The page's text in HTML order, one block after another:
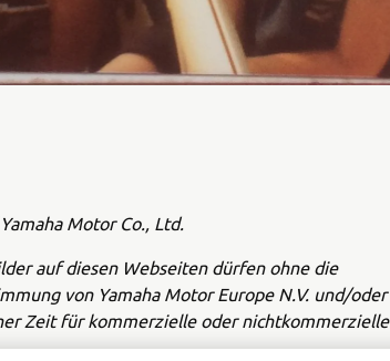
Motor Co., Ltd.
auf diesen Webseiten dürfen ohne die
von Yamaha Motor Europe N.V. und/oder
Zeit für kommerzielle oder nichtkommerzielle